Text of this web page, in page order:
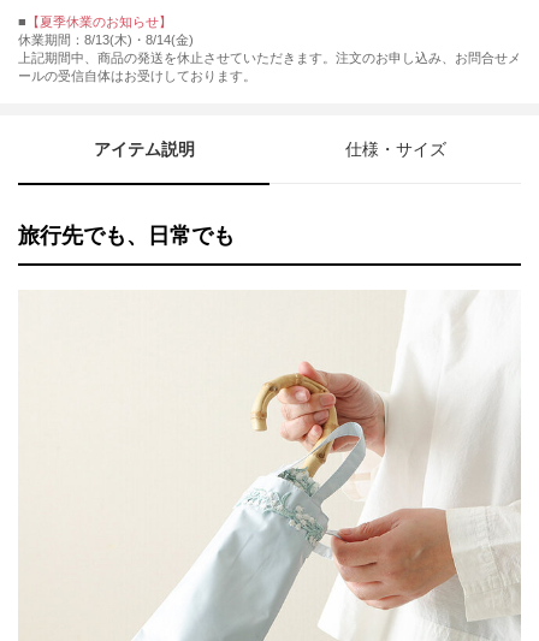
■ 【夏季休業のお知らせ】
休業期間：8/13(木)・8/14(金)
上記期間中、商品の発送を休止させていただきます。注文のお申し込み、お問合せメ
ールの受信自体はお受けしております。
アイテム説明 仕様・サイズ
旅行先でも、日常でも